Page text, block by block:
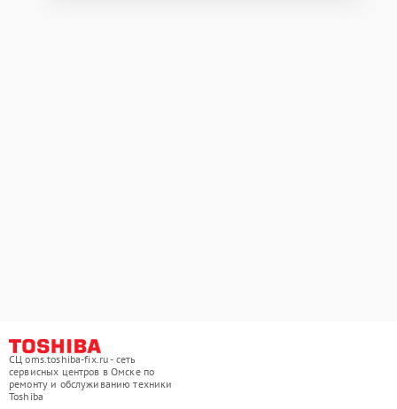
СЦ oms.toshiba-fix.ru - сеть
сервисных центров в Омске по
ремонту и обслуживанию техники
Toshiba